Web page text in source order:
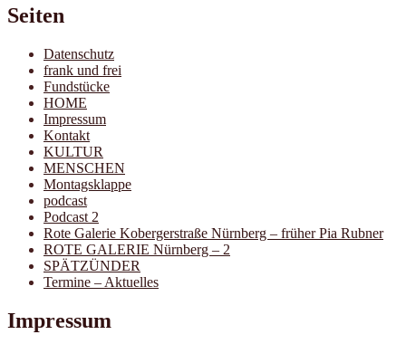
Seiten
Datenschutz
frank und frei
Fundstücke
HOME
Impressum
Kontakt
KULTUR
MENSCHEN
Montagsklappe
podcast
Podcast 2
Rote Galerie Kobergerstraße Nürnberg – früher Pia Rubner
ROTE GALERIE Nürnberg – 2
SPÄTZÜNDER
Termine – Aktuelles
Impressum